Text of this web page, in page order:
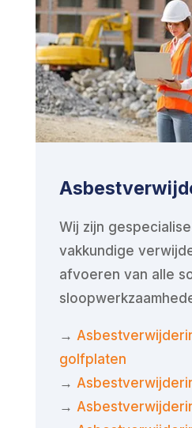
Wij zijn
vakkundige
afvoeren van alle
→
golfplaten
→
→